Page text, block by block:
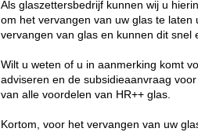
Als glaszettersbedrijf kunnen wij u
om het vervangen van uw glas te
vervangen van glas en kunnen dit snel
Wilt u weten of u in aanmerking komt
adviseren en de subsidieaanvraag
van alle voordelen van HR++ glas.
Kortom, voor het vervangen van uw